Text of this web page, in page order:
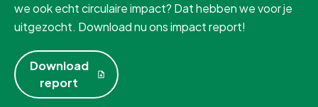
we ook echt circulaire impact? Dat hebben we voor je
uitgezocht. Download nu ons impact report!
Download
report